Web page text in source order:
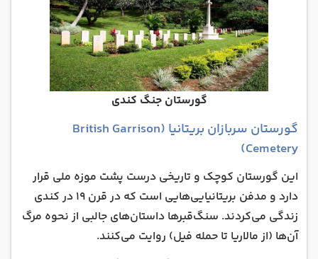
گورستان جنگ کندی
گورستان سربازان بریتانیا (British Garrison
Cemetery)
این گورستان کوچک و تاریخی درست پشت موزه ملی قرار
دارد و مدفن بریتانیایی‌هایی است که در قرن ۱۹ در کندی
زندگی می‌کردند. سنگ‌قبرها داستان‌های جالبی از نحوه مرگ
آن‌ها (از مالاریا تا حمله فیل) روایت می‌کنند.